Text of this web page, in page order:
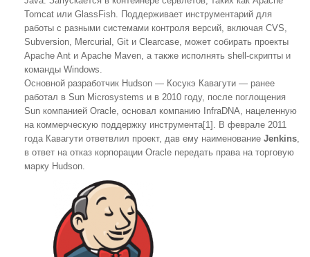
Блог
Tomcat или GlassFish. Поддерживает инструментарий для
работы с разными системами контроля версий, включая CVS,
Subversion, Mercurial, Git и Clearcase, может собирать проекты
Apache Ant и Apache Maven, а также исполнять shell-скрипты и
команды Windows.
Основной разработчик Hudson — Косукэ Кавагути — ранее
работал в Sun Microsystems и в 2010 году, после поглощения
Sun компанией Oracle, основал компанию InfraDNA, нацеленную
на коммерческую поддержку инструмента[1]. В феврале 2011
года Кавагути ответвлил проект, дав ему наименование Jenkins,
в ответ на отказ корпорации Oracle передать права на торговую
марку Hudson.